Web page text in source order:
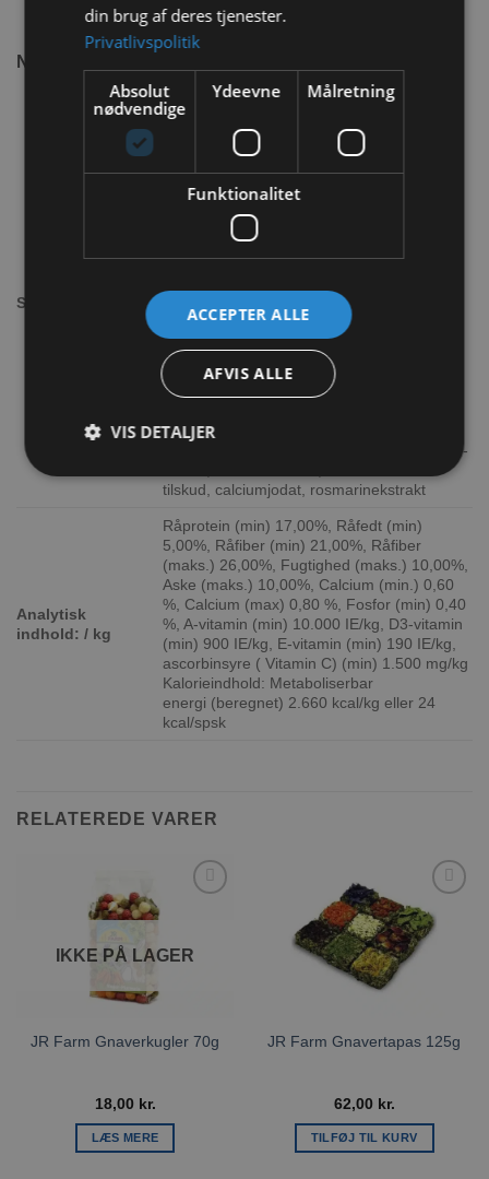
efter max. 24 timer i køleskabet
Næringsindhold:
Sammensætning:
Timothy Græsmel, Sojabønneskaller,
Sojabønnemel, Hvedekim, Xanthangummi,
Kaliumchlorid, Salt, L-Ascorbyl-2-
Polyphosphat (C-vitamin), Sojaolie, Hørfrø,
Magnesiumsulfat, Calciumchlorid , Papaya,
Pine Molassesle , Naturlig smag, DL-
methionin, L-glutamin, havregryn ,
inulin, blandede tocopheroler
(konserveringsmiddel), cholinklorid, vitamin
E-tilskud, zinksulfat , Zine Proteinat, Niacin,
Kobbersulfat, d-Calcium Pantothenate,
Vitamin A Supplement, Manganoxid,
Riboflavin Supplement,
Natrium Selenit, manganproteinat,
pyridoxinhydrochlorid , folinsyre, vitamin D3-
tilskud, calciumjodat, rosmarinekstrakt
Analytisk
indhold: / kg
Råprotein (min) 17,00%, Råfedt (min)
5,00%, Råfiber (min) 21,00%, Råfiber
(maks.) 26,00%, Fugtighed (maks.) 10,00%,
Aske (maks.) 10,00%, Calcium (min.) 0,60
%, Calcium (max) 0,80 %, Fosfor (min) 0,40
%, A-vitamin (min) 10.000 IE/kg, D3-vitamin
(min) 900 IE/kg, E-vitamin (min) 190 IE/kg,
ascorbinsyre ( Vitamin C) (min) 1.500 mg/kg
Kalorieindhold: Metaboliserbar
energi (beregnet) 2.660 kcal/kg eller 24
kcal/spsk
RELATEREDE VARER
IKKE PÅ LAGER
JR Farm Gnaverkugler 70g
18,00 kr.
LÆS MERE
Tilføj til
ønskeliste
JR Farm Gnavertapas 125g
62,00 kr.
TILFØJ TIL KURV
din brug af deres tjenester.
Privatlivspolitik
Absolut
nødvendige
Ydeevne Målretning
Funktionalitet
ACCEPTER ALLE
AFVIS ALLE
VIS DETALJER